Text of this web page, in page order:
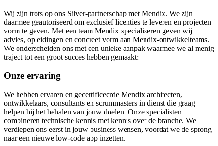
Wij zijn trots op ons Silver-partnerschap met Mendix. We zijn
daarmee geautoriseerd om exclusief licenties te leveren en projecten
vorm te geven. Met een team Mendix-specialiseren geven wij
advies, opleidingen en concreet vorm aan Mendix-ontwikkelteams.
We onderscheiden ons met een unieke aanpak waarmee we al menig
traject tot een groot succes hebben gemaakt:
Onze ervaring
We hebben ervaren en gecertificeerde Mendix architecten,
ontwikkelaars, consultants en scrummasters in dienst die graag
helpen bij het behalen van jouw doelen. Onze specialisten
combineren technische kennis met kennis over de branche. We
verdiepen ons eerst in jouw business wensen, voordat we de sprong
naar een nieuwe low-code app inzetten.